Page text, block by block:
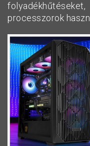
processzorok